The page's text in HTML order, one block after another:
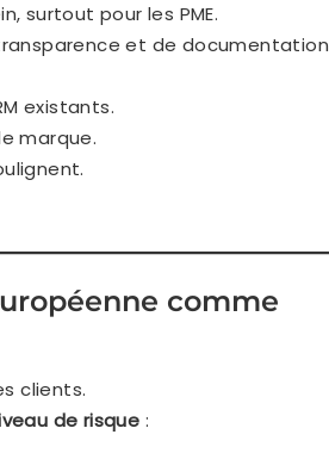
surtout pour les PME.
et de documentation
existants.
marque.
comme
clients.
de risque :